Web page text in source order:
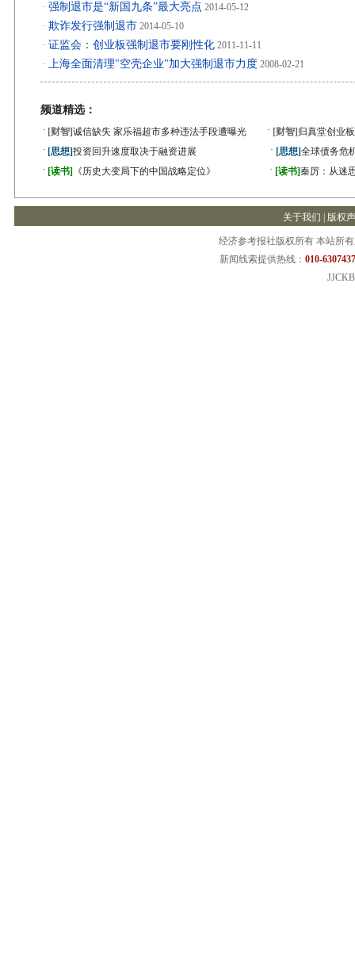
· 强制退市是“新国九条”最大亮点 2014-05-12
· 欺诈发行强制退市 2014-05-10
· 证监会：创业板强制退市要刚性化 2011-11-11
· 上海全面清理"空壳企业"加大强制退市力度 2008-02-21
频道精选：
· [财智]诚信缺失 家乐福超市多种违法手段遭曝光 · [财智] 归真堂创业
· [思想]投资回升速度取决于融资进展 · [思想]全球债务危
· [读书] 《历史大变局下的中国战略定位》 · [读书]秦厉：从迷
关于我们 版权
经济参考报社版权所有 本站所
新闻线索提供热线： 010-